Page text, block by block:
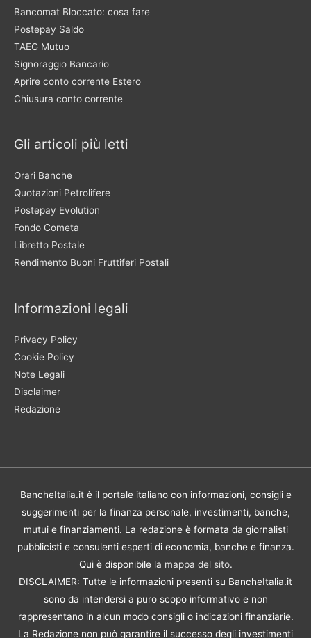
Bancomat Bloccato: cosa fare
Postepay Saldo
TAEG Mutuo
Signoraggio Bancario
Aprire conto corrente Estero
Chiusura conto corrente
Gli articoli più letti
Orari Banche
Quotazioni Petrolifere
Postepay Evolution
Fondo Cometa
Libretto Postale
Rendimento Buoni Fruttiferi Postali
Informazioni legali
Privacy Policy
Cookie Policy
Note Legali
Disclaimer
Redazione
BancheItalia.it è il portale italiano con informazioni, consigli e
suggerimenti per la finanza personale, investimenti, banche,
mutui e finanziamenti. La redazione è formata da giornalisti
pubblicisti e consulenti esperti di economia, banche e finanza.
Qui è disponibile la mappa del sito.
DISCLAIMER: Tutte le informazioni presenti su BancheItalia.it
sono da intendersi a puro scopo informativo e non
rappresentano in alcun modo consigli o indicazioni finanziarie.
La Redazione non può garantire il successo degli investimenti